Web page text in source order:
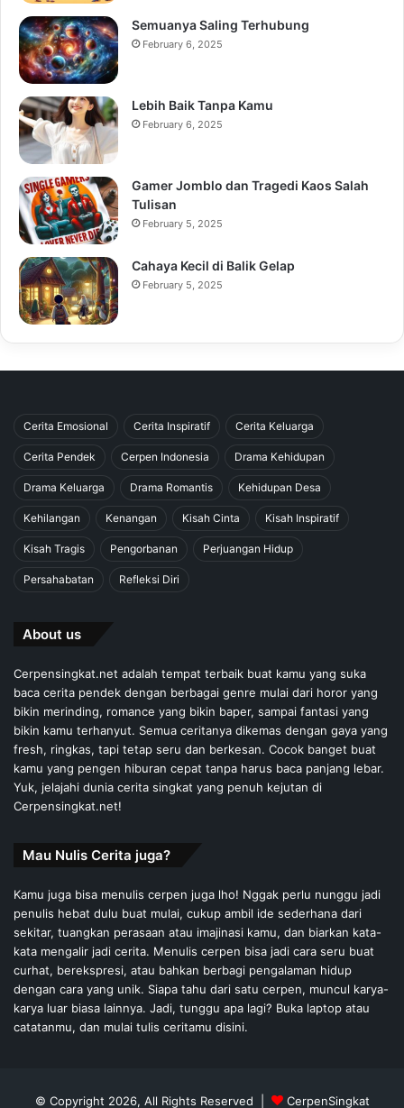
Semuanya Saling Terhubung
February 6, 2025
Lebih Baik Tanpa Kamu
February 6, 2025
Gamer Jomblo dan Tragedi Kaos Salah
Tulisan
February 5, 2025
Cahaya Kecil di Balik Gelap
February 5, 2025
Cerita Emosional Cerita Inspiratif Cerita Keluarga
Cerita Pendek Cerpen Indonesia Drama Kehidupan
Drama Keluarga Drama Romantis Kehidupan Desa
Kehilangan Kenangan Kisah Cinta Kisah Inspiratif
Kisah Tragis Pengorbanan Perjuangan Hidup
Persahabatan Refleksi Diri
About us
Cerpensingkat.net adalah tempat terbaik buat kamu yang suka
baca cerita pendek dengan berbagai genre mulai dari horor yang
bikin merinding, romance yang bikin baper, sampai fantasi yang
bikin kamu terhanyut. Semua ceritanya dikemas dengan gaya yang
fresh, ringkas, tapi tetap seru dan berkesan. Cocok banget buat
kamu yang pengen hiburan cepat tanpa harus baca panjang lebar.
Yuk, jelajahi dunia cerita singkat yang penuh kejutan di
Cerpensingkat.net!
Mau Nulis Cerita juga?
Kamu juga bisa menulis cerpen juga lho! Nggak perlu nunggu jadi
penulis hebat dulu buat mulai, cukup ambil ide sederhana dari
sekitar, tuangkan perasaan atau imajinasi kamu, dan biarkan kata-
kata mengalir jadi cerita. Menulis cerpen bisa jadi cara seru buat
curhat, berekspresi, atau bahkan berbagi pengalaman hidup
dengan cara yang unik. Siapa tahu dari satu cerpen, muncul karya-
karya luar biasa lainnya. Jadi, tunggu apa lagi? Buka laptop atau
catatanmu, dan mulai tulis ceritamu disini.
© Copyright 2026, All Rights Reserved | CerpenSingkat